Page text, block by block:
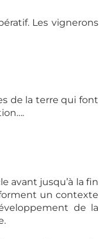
Les vignerons
de la terre qui font
avant jusqu’à la fin
un contexte
de la